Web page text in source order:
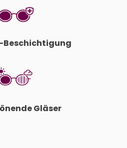
Gläser